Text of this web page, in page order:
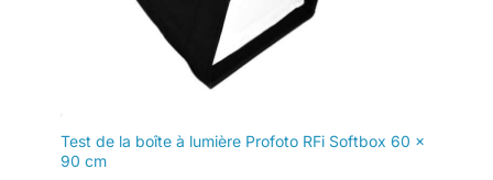
Test de la boîte à lumière Profoto RFi Softbox 60 x
90 cm